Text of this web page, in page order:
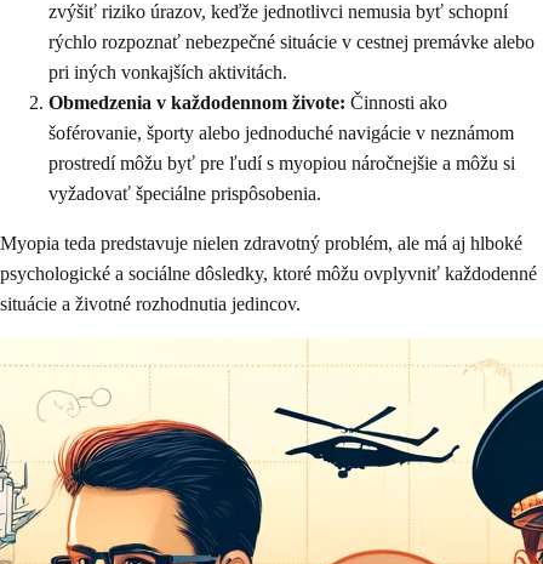
zvýšiť riziko úrazov, keďže jednotlivci nemusia byť schopní
rýchlo rozpoznať nebezpečné situácie v cestnej premávke alebo
pri iných vonkajších aktivitách.
Obmedzenia v každodennom živote: Činnosti ako
šoférovanie, športy alebo jednoduché navigácie v neznámom
prostredí môžu byť pre ľudí s myopiou náročnejšie a môžu si
vyžadovať špeciálne prispôsobenia.
Myopia teda predstavuje nielen zdravotný problém, ale má aj hlboké
psychologické a sociálne dôsledky, ktoré môžu ovplyvniť každodenné
situácie a životné rozhodnutia jedincov.